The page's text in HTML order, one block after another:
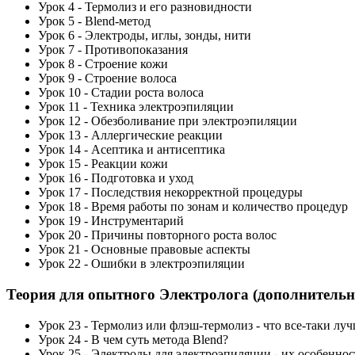
Урок 4 - Термолиз и его разновидности
Урок 5 - Blend-метод
Урок 6 - Электроды, иглы, зонды, нити
Урок 7 - Противопоказания
Урок 8 - Строение кожи
Урок 9 - Строение волоса
Урок 10 - Стадии роста волоса
Урок 11 - Техника электроэпиляции
Урок 12 - Обезболивание при электроэпиляции
Урок 13 - Аллергические реакции
Урок 14 - Асептика и антисептика
Урок 15 - Реакции кожи
Урок 16 - Подготовка и уход
Урок 17 - Последствия некорректной процедуры
Урок 18 - Время работы по зонам и количество процедур
Урок 19 - Инструментарий
Урок 20 - Причины повторного роста волос
Урок 21 - Основные правовые аспекты
Урок 22 - Ошибки в электроэпиляции
Теория для опытного Электролога
Урок 23 - Термолиз или флэш-термолиз - что все-таки
Урок 24 - В чем суть метода Blend?